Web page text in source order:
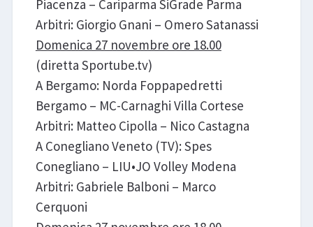
Piacenza – Cariparma SiGrade Parma
Arbitri: Giorgio Gnani – Omero Satanassi
Domenica 27 novembre ore 18.00
(diretta Sportube.tv)
A Bergamo: Norda Foppapedretti
Bergamo – MC-Carnaghi Villa Cortese
Arbitri: Matteo Cipolla – Nico Castagna
A Conegliano Veneto (TV): Spes
Conegliano – LIU•JO Volley Modena
Arbitri: Gabriele Balboni – Marco
Cerquoni